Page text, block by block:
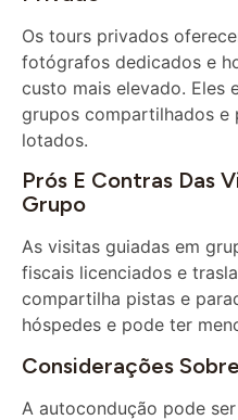
fotógrafos dedicados e
custo mais elevado. Eles
grupos compartilhados
lotados.
Prós E Contras Das
Grupo
As visitas guiadas em
fiscais licenciados e
compartilha pistas e
hóspedes e pode ter
Considerações
A autocondução pode
transfere a